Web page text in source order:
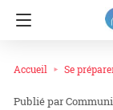
Accueil Se